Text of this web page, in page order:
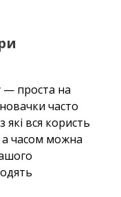
— проста на
часто
вся користь
а часом можна